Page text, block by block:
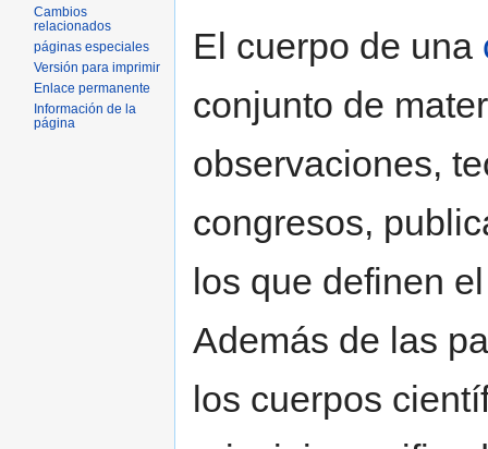
El cuerpo de una
conjunto de
observaciones,
congresos,
los que definen
Además de las
los cuerpos
Cambios
relacionados
páginas especiales
Versión para imprimir
Enlace permanente
Información de la
página